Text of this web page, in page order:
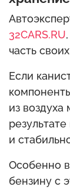
32CARS.RU
часть
Если
из воздуха
и
Особенно
бензину с